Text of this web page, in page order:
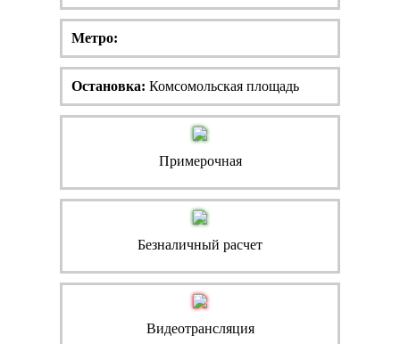
Метро:
Остановка: Комсомольская площадь
Примерочная
Безналичный расчет
Видеотрансляция